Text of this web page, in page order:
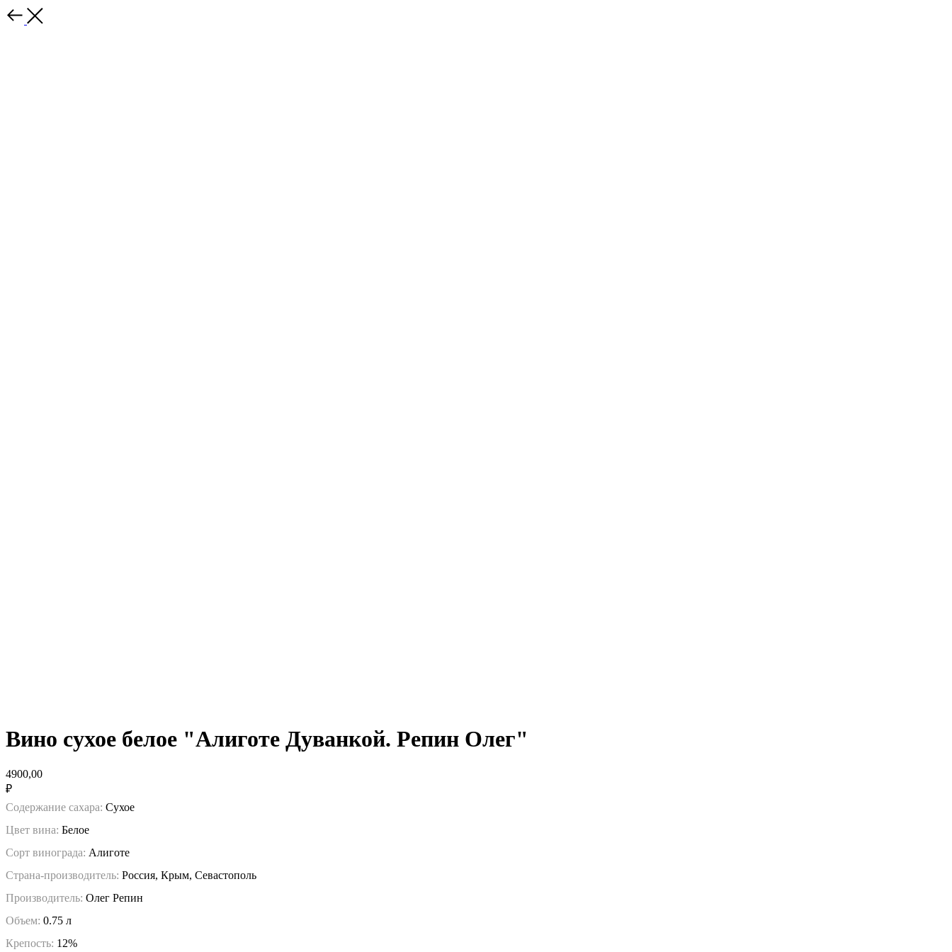
Вино сухое белое "Алиготе Дуванкой. Репин Олег"
4900,00
₽
Содержание сахара: Сухое
Цвет вина: Белое
Сорт винограда: Алиготе
Страна-производитель: Россия, Крым, Севастополь
Производитель: Олег Репин
Объем: 0.75 л
Крепость: 12%